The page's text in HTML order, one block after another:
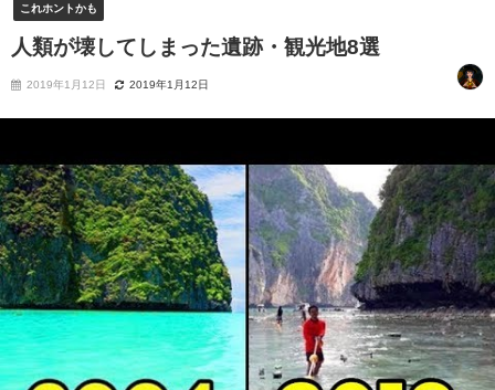
これホントかも
人類が壊してしまった遺跡・観光地8選
2019年1月12日 2019年1月12日